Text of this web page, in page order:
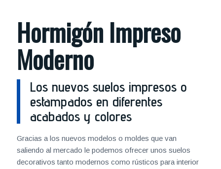
Hormigón Impreso
Moderno
Los nuevos suelos impresos o
estampados en diferentes
acabados y colores
Gracias a los nuevos modelos o moldes que van
saliendo al mercado le podemos ofrecer unos suelos
decorativos tanto modernos como rústicos para interior